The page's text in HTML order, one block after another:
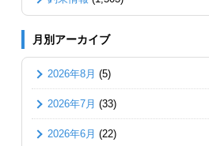
月別アーカイブ
2026年8月 (5)
2026年7月 (33)
2026年6月 (22)